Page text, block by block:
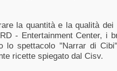
la quantità e la qualità
- Entertainment Center, i
lo spettacolo "Narrar di
ricette spiegato dal Cisv.